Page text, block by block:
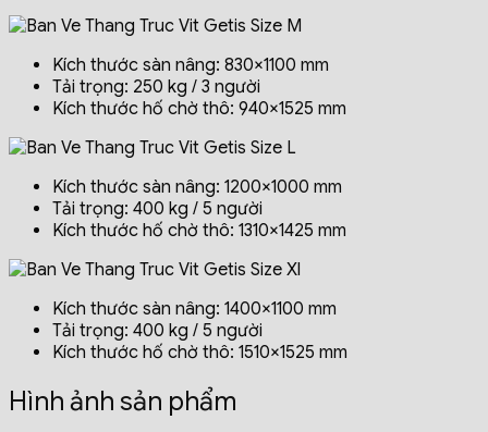
Kích thước sàn nâng: 830×1100 mm
Tải trọng: 250 kg / 3 người
Kích thước hố chờ thô: 940×1525 mm
Kích thước sàn nâng: 1200×1000 mm
Tải trọng: 400 kg / 5 người
Kích thước hố chờ thô: 1310×1425 mm
Kích thước sàn nâng: 1400×1100 mm
Tải trọng: 400 kg / 5 người
Kích thước hố chờ thô: 1510×1525 mm
Hình ảnh sản phẩm